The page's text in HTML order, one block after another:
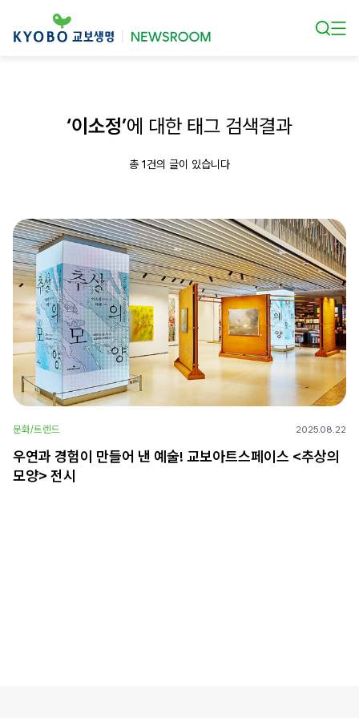
‘이소정’에 대한 태그 검색결과
총 1건의 글이 있습니다
문화/트렌드 2025.08.22
우연과 경험이 만들어 낸 예술! 교보아트스페이스 <추상의
모양> 전시